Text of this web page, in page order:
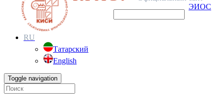
ЭИОС
RU
Татарский
English
Toggle navigation